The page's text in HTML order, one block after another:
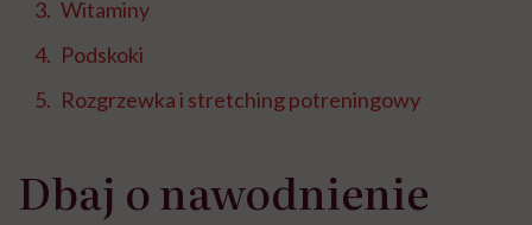
Witaminy
Podskoki
Rozgrzewka i stretching potreningowy
Dbaj o nawodnienie